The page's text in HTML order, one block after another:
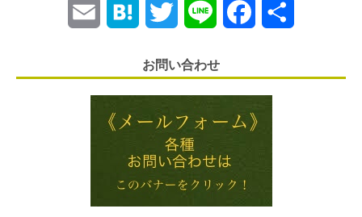
a t
a
i
t
e
r
n c
o
お問い合わせ